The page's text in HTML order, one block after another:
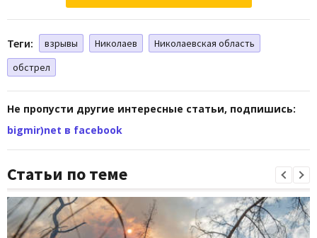
Теги: взрывы Николаев
Николаевская область
обстрел
Не пропусти другие интересные статьи, подпишись:
bigmir)net в facebook
Статьи по теме